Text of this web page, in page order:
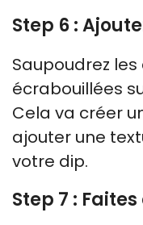
Step 6 :
Saupoudrez
écrabouillées
Cela va créer
ajouter une
votre dip.
Step 7 :